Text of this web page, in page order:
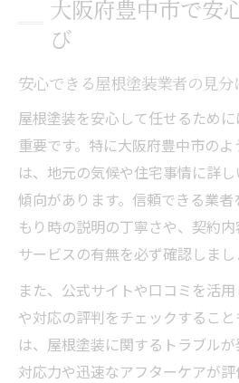
大阪府豊中市で安
び
安心できる屋根塗装業者の見分
屋根塗装を安心して任せるため
重要です。特に大阪府豊中市の
は、地元の気候や住宅事情に詳
傾向があります。信頼できる業
もり時の説明の丁寧さや、契約
サービスの有無を必ず確認しまし
また、公式サイトや口コミを活
や対応の評判をチェックするこ
は、屋根塗装に関するトラブル
対応力や迅速なアフターケアが